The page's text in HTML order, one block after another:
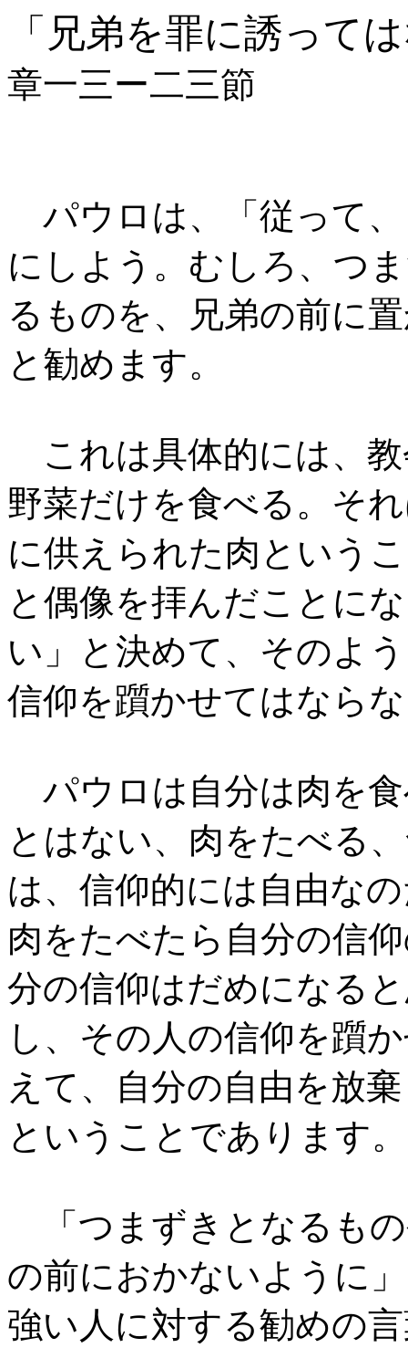
「兄弟を罪に誘って
章一三ー二三節
パウロは、「従って
にしよう。むしろ、つ
るものを、兄弟の前に
と勧めます。
これは具体的には、
野菜だけを食べる。そ
に供えられた肉という
と偶像を拝んだことに
い」と決めて、そのよ
信仰を躓かせてはなら
パウロは自分は肉を
とはない、肉をたべる
は、信仰的には自由な
肉をたべたら自分の信
分の信仰はだめになる
し、その人の信仰を躓
えて、自分の自由を放
ということであります。
「つまずきとなるも
の前におかないように
強い人に対する勧めの